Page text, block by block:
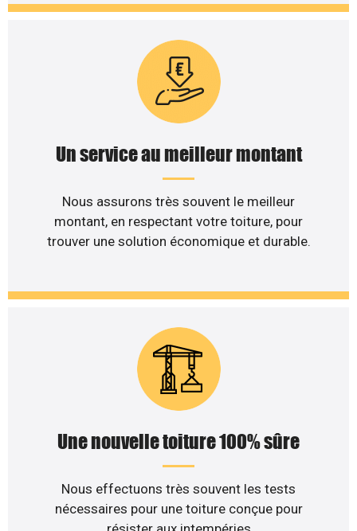
Un service au meilleur montant
Nous assurons très souvent le meilleur
montant, en respectant votre toiture, pour
trouver une solution économique et durable.
Une nouvelle toiture 100% sûre
Nous effectuons très souvent les tests
nécessaires pour une toiture conçue pour